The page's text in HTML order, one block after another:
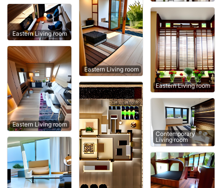
Eastern Living room
Eastern Living room
Eastern Living room
Eastern Living room
Contemporary
Living room